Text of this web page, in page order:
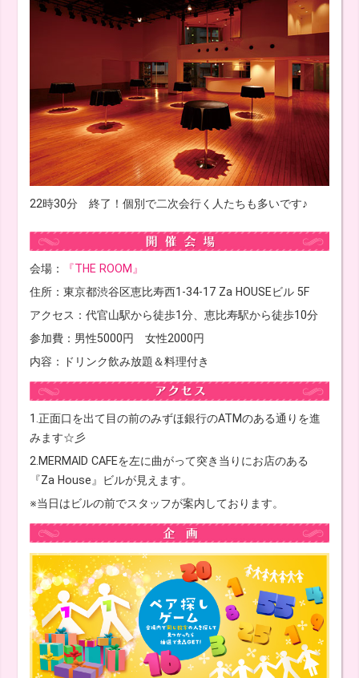
22時30分 終了！個別で二次会行く人たちも多いです♪
会場：
『THE ROOM』
住所：東京都渋谷区恵比寿西1-34-17 Za HOUSEビル 5F
アクセス：代官山駅から徒歩1分、恵比寿駅から徒歩10分
参加費：男性5000円 女性2000円
内容：ドリンク飲み放題＆料理付き
1.正面口を出て目の前のみずほ銀行のATMのある通りを進
みます☆彡
2.MERMAID CAFEを左に曲がって突き当りにお店のある
『Za House』ビルが見えます。
※当日はビルの前でスタッフが案内しております。